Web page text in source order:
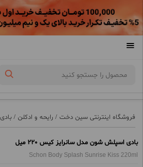
فروشگاه اینترنتی سین دخت / رایحه و ادکلن /
بادی اسپلش شون مدل سانرایز کیس 220 میل
Schon Body Splash Sunrise Kiss 220ml